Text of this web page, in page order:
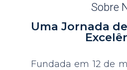
Sobre
Uma Jornada
Fundada em 12 de